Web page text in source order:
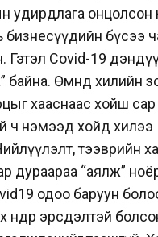
удирдлага
бизнесүүдийн бүсээ
Гэтэл Covid-19
байна. Өмнөд хилийн
хааснаас хойш
ч нэмээд хойд хилээ
тээврийн
дураараа “аялж”
одоо баруун
өндөр эрсдэлтэй